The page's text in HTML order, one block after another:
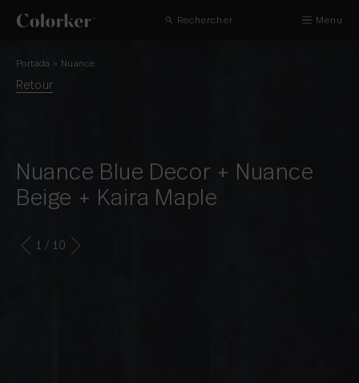
Rechercher Menu
Portada » Nuance
Retour
Nuance Blue Decor + Nuance
Beige + Kaira Maple
1 / 10